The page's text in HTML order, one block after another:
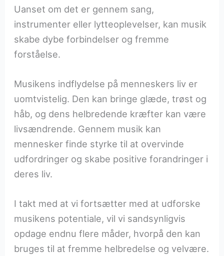
Uanset om det er gennem sang,
instrumenter eller lytteoplevelser, kan musik
skabe dybe forbindelser og fremme
forståelse.
Musikens indflydelse på menneskers liv er
uomtvistelig. Den kan bringe glæde, trøst og
håb, og dens helbredende kræfter kan være
livsændrende. Gennem musik kan
mennesker finde styrke til at overvinde
udfordringer og skabe positive forandringer i
deres liv.
I takt med at vi fortsætter med at udforske
musikens potentiale, vil vi sandsynligvis
opdage endnu flere måder, hvorpå den kan
bruges til at fremme helbredelse og velvære.